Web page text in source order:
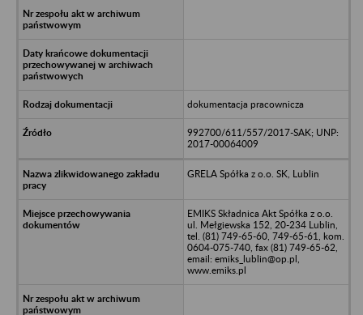
dokumentacja pracownicza
992700/611/557/2017-SAK; UNP:
2017-00064009
GRELA Spółka z o.o. SK, Lublin
EMIKS Składnica Akt Spółka z o.o.
ul. Mełgiewska 152, 20-234 Lublin,
tel. (81) 749-65-60, 749-65-61, kom.
0604-075-740, fax (81) 749-65-62,
email: emiks_lublin@op.pl,
www.emiks.pl